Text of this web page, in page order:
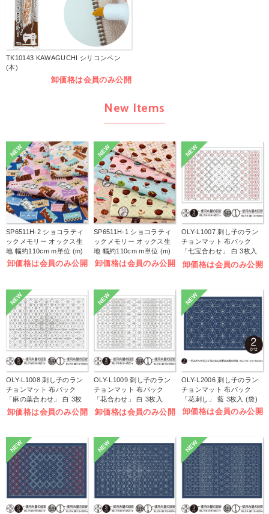
TK10143 KAWAGUCHI シリコンペン
(本)
卸価格は会員のみ公開
New Items
NEW
SP6511H-2 ショコラティ
ックメモリー オックス生
地 幅約110cm m単位 (m)
卸価格は会員のみ公開
NEW
SP6511H-1 ショコラティ
ックメモリー オックス生
地 幅約110cm m単位 (m)
卸価格は会員のみ公開
NEW
OLY-L1007 刺し子のラン
チョンマット 布パック
「七宝合わせ」 白 3枚入
(袋)
卸価格は会員のみ公開
NEW
OLY-L1008 刺し子のラン
チョンマット 布パック
「麻の葉合わせ」 白 3枚
入 (袋)
卸価格は会員のみ公開
NEW
OLY-L1009 刺し子のラン
チョンマット 布パック
「花合わせ」 白 3枚入
(袋)
卸価格は会員のみ公開
NEW
OLY-L2006 刺し子のラン
チョンマット 布パック
「花刺し」 藍 3枚入 (袋)
卸価格は会員のみ公開
NEW NEW NEW